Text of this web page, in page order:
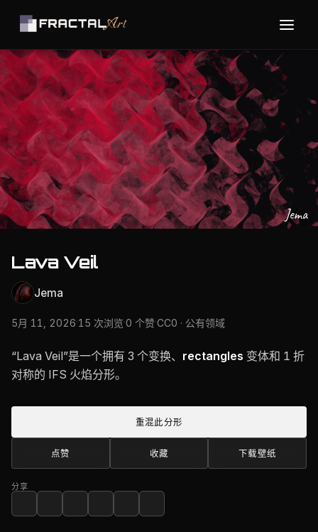
Jema
Lava Veil
Jema
5月 11, 2026·15 次浏览·0 个赞·CC0 · 公有领域
“Lava Veil”是一个拥有 3 个变换、 rectangles 变体和 1 折
对称的 IFS 火焰分形。
重混此分形
点赞 收藏 下载壁纸
分享